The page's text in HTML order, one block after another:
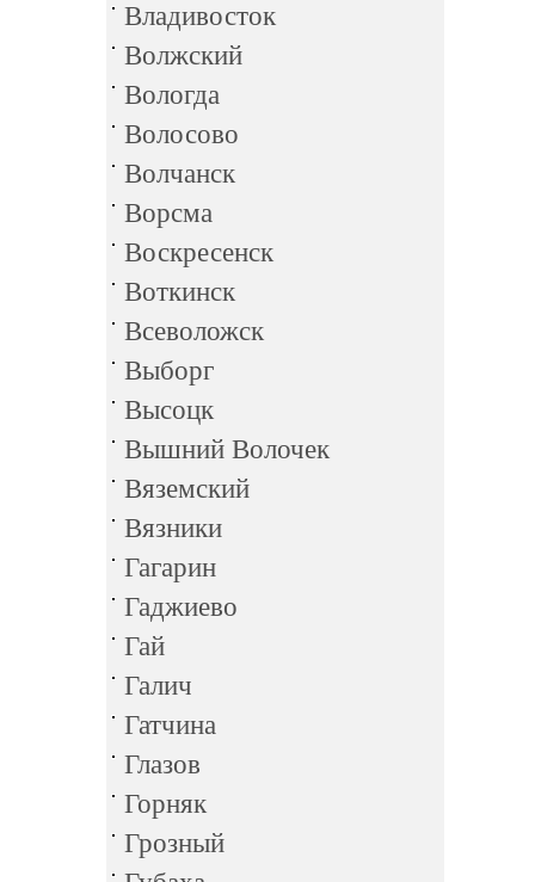
Владивосток
Волжский
Вологда
Волосово
Волчанск
Ворсма
Воскресенск
Воткинск
Всеволожск
Выборг
Высоцк
Вышний Волочек
Вяземский
Вязники
Гагарин
Гаджиево
Гай
Галич
Гатчина
Глазов
Горняк
Грозный